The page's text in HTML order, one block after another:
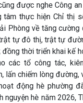
được nghe Công
tâm thực hiện Chỉ thị
Phòng về tăng
tự đô thị, trật tự
thời triển khai kế
các tổ công tác,
lấn chiếm lòng đường,
động hè phường
nguyện hè năm 2026,